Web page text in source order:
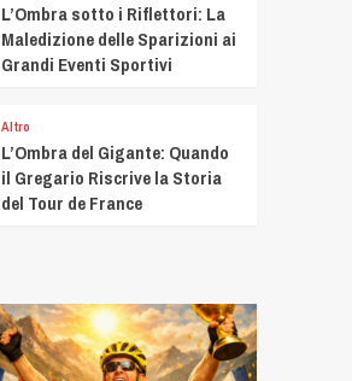
L’Ombra sotto i Riflettori: La
Maledizione delle Sparizioni ai
Grandi Eventi Sportivi
Altro
L’Ombra del Gigante: Quando
il Gregario Riscrive la Storia
del Tour de France